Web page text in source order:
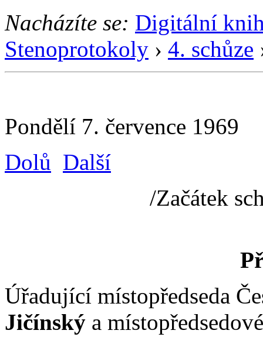
Nacházíte se: Digitální
Stenoprotokoly › 4. schůze
Pondělí 7. července 1969
Dolů Další
/Začátek
Úřadující místopředseda
Jičínský a